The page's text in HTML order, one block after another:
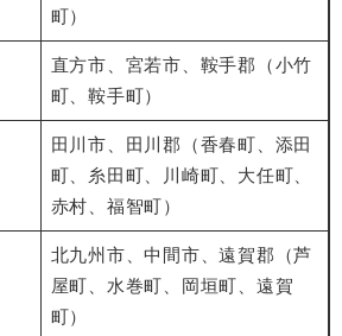
町）
直方市、宮若市、鞍手郡（小竹
町、鞍手町）
田川市、田川郡（香春町、添田
町、糸田町、川崎町、大任町、
赤村、福智町）
北九州市、中間市、遠賀郡（芦
屋町、水巻町、岡垣町、遠賀
町）